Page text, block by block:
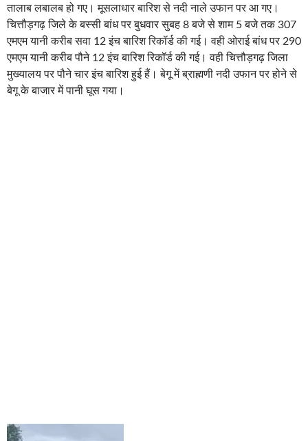
तालाब लबालब हो गए। मूसलाधार बारिश से नदी नाले उफान पर आ गए।
चित्तौड़गढ़ जिले के बस्सी बांध पर बुधवार सुबह 8 बजे से शाम 5 बजे तक 307
एमएम यानी करीब सवा 12 इंच बारिश रिकॉर्ड की गई। वही ओराई बांध पर 290
एमएम यानी करीब पौने 12 इंच बारिश रिकॉर्ड की गई। वही चित्तौड़गढ़ जिला
मुख्यालय पर पौने चार इंच बारिश हुई हैं। बेगू में ब्राह्मणी नदी उफान पर होने से
बेगू के बाजार में पानी घूस गया।